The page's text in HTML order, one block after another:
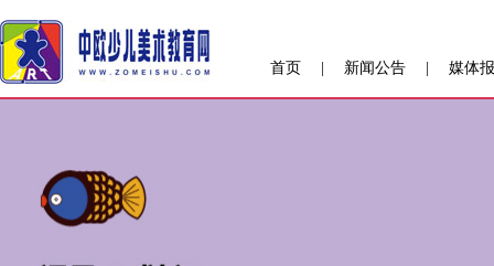
首页 新闻公告 媒体